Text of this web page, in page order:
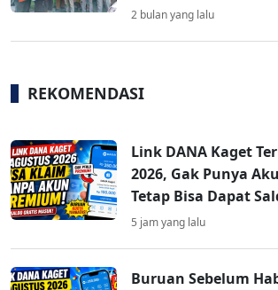
2 bulan yang lalu
REKOMENDASI
Link DANA Kaget
2026, Gak Punya
Tetap Bisa Dapat
5 jam yang lalu
Buruan Sebelum